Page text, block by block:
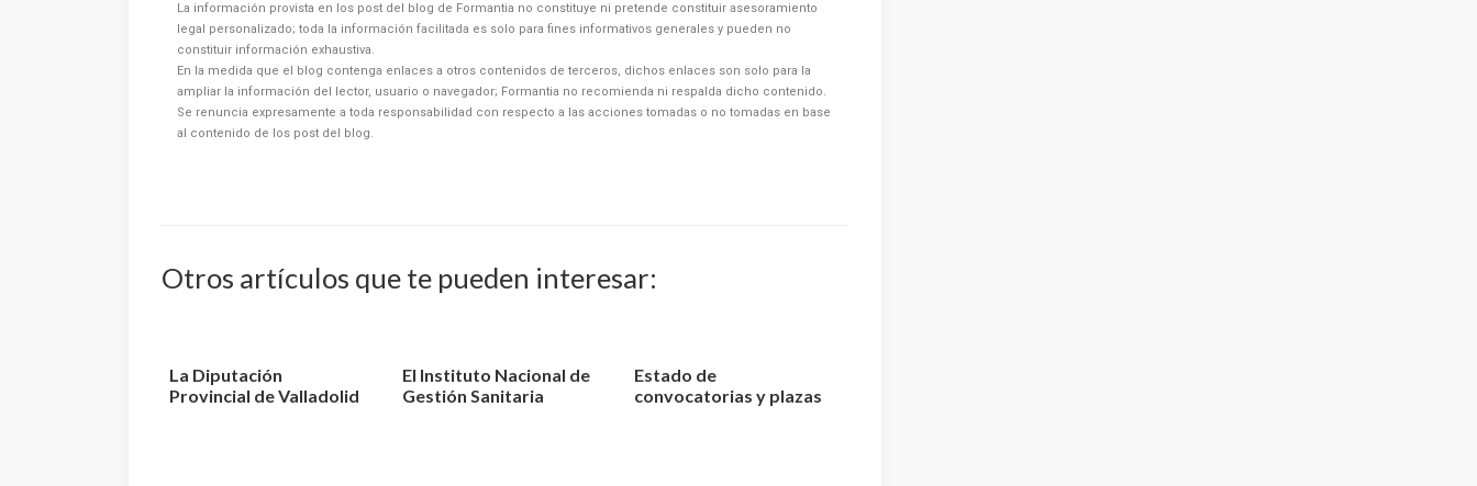
La información provista en los post del blog de Formantia no constituye ni pretende constituir asesoramiento
legal personalizado; toda la información facilitada es solo para fines informativos generales y pueden no
constituir información exhaustiva.
En la medida que el blog contenga enlaces a otros contenidos de terceros, dichos enlaces son solo para la
ampliar la información del lector, usuario o navegador; Formantia no recomienda ni respalda dicho contenido.
Se renuncia expresamente a toda responsabilidad con respecto a las acciones tomadas o no tomadas en base
al contenido de los post del blog.
Otros artículos que te pueden interesar:
La Diputación
Provincial de Valladolid
El Instituto Nacional de
Gestión Sanitaria
Estado de
convocatorias y plazas